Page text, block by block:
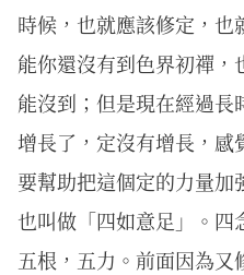
時候，也就應該修定，
能你還沒有到色界初禪
能沒到；但是現在經過
增長了，定沒有增長，
要幫助把這個定的力量加
也叫做「四如意足」。四
五根，五力。前面因為